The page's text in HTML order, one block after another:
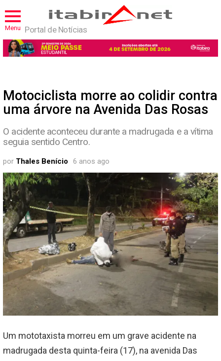
Menu Portal de Notícias
Motociclista morre ao colidir contra
uma árvore na Avenida Das Rosas
O acidente aconteceu durante a madrugada e a vítima
seguia sentido Centro.
por Thales Benício 6 anos ago
Um mototaxista morreu em um grave acidente na
madrugada desta quinta-feira (17), na avenida Das